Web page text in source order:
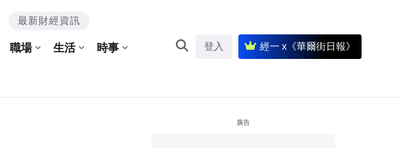
最新財經資訊
職場 生活 時事 登入 經一 x《華爾街日報》
廣告